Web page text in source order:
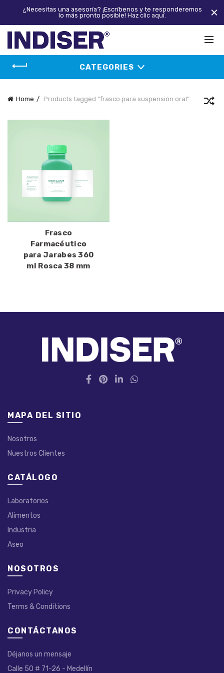
CATEGORIES
Home Products tagged “frasco para suspensión oral”
Frasco
Farmacéutico
para Jarabes 360
ml Rosca 38 mm
MAPA DEL SITIO
Nosotros
Nuestros Clientes
CATÁLOGO
Laboratorios
Alimentos
Industria
Aseo
NOSOTROS
Privacy Policy
Terms & Conditions
CONTÁCTANOS
Déjanos un mensaje
Calle 50 # 71-26 - Medellín
¿Necesitas una asesoría? ¡Escríbenos y te responderemos
lo más pronto posible! Haz clic aquí.